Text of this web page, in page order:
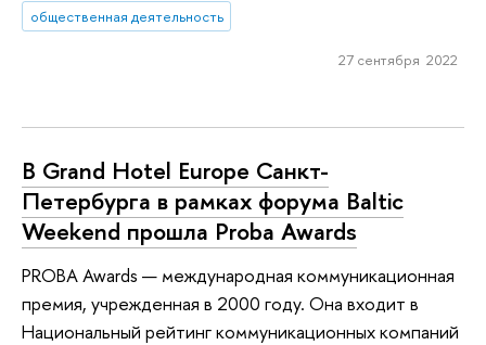
общественная деятельность
27 сентября 2022
В Grand Hotel Europe Санкт-
Петербурга в рамках форума Baltic
Weekend прошла Proba Awards
PROBA Awards — международная коммуникационная
премия, учрежденная в 2000 году. Она входит в
Национальный рейтинг коммуникационных компаний